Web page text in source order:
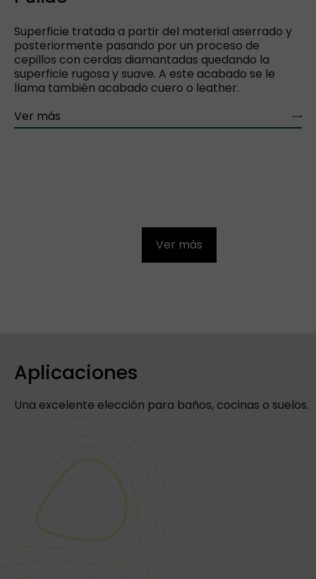
Superficie tratada a partir del material aserrado y
posteriormente pasando por un proceso de
cepillos con cerdas diamantadas quedando la
superficie rugosa y suave. A este acabado se le
llama también acabado cuero o leather.
Ver más
Ver más
Aplicaciones
Una excelente elección para baños, cocinas o suelos.